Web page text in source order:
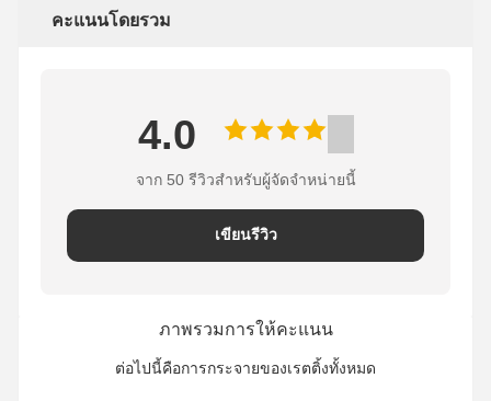
คะแนนโดยรวม
4.0
จาก 50 รีวิวสําหรับผู้จัดจําหน่ายนี้
เขียนรีวิว
ภาพรวมการให้คะแนน
ต่อไปนี้คือการกระจายของเรตติ้งทั้งหมด